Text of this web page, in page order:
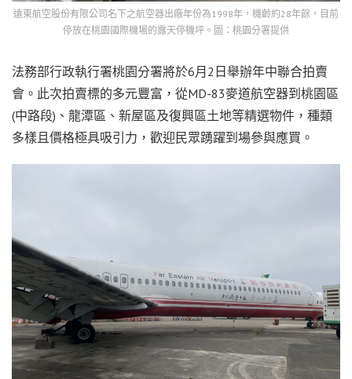
遠東航空股份有限公司名下之航空器出廠年份為1998年，機齡約28年餘，目前
停放在桃園國際機場的露天停機坪。圖：桃園分署提供
法務部行政執行署桃園分署將於6月2日舉辦年中聯合拍賣
會。此次拍賣標的多元豐富，從MD-83麥道航空器到桃園區
(中路段)、龍潭區、新屋區及復興區土地等精選物件，種類
多樣且價格極具吸引力，歡迎民眾踴躍到場參與應買。